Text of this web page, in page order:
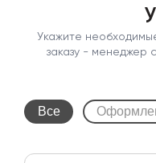
Укажите
заказу - менеджер
Все